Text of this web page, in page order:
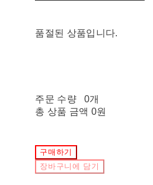
품절된 상품입니다.
주문 수량
0개
총 상품 금액 0원
구매하기
장바구니에 담기